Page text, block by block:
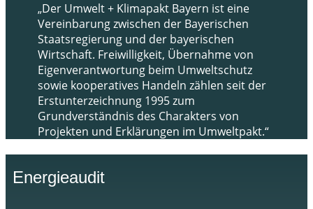
„Der Umwelt + Klimapakt Bayern ist eine
Vereinbarung zwischen der Bayerischen
Staatsregierung und der bayerischen
Wirtschaft. Freiwilligkeit, Übernahme von
Eigenverantwortung beim Umweltschutz
sowie kooperatives Handeln zählen seit der
Erstunterzeichnung 1995 zum
Grundverständnis des Charakters von
Projekten und Erklärungen im Umweltpakt.“
Energieaudit